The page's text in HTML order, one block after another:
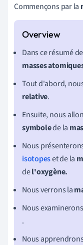
Commençons par la
Dans ce résumé
masses
Tout d'abord,
relative.
Ensuite, nous
symbolede la
Nous
isotopeset de la
del'oxygène.
Nous verrons la
Nous
.
Nous